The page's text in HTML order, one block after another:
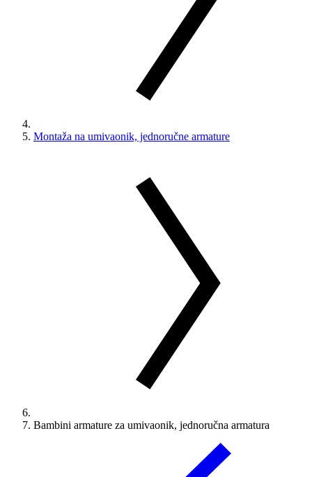
Montaža na umivaonik, jednoručne armature
Bambini armature za umivaonik, jednoručna armatura